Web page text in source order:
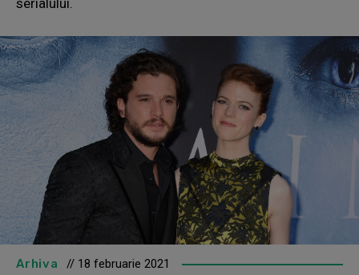
Arhiva // 18 februarie 2021